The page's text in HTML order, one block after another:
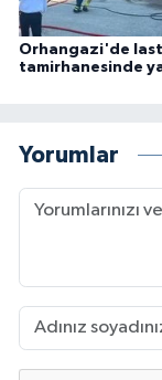
Orhangazi'de
tamirhanesinde
Yorumlar